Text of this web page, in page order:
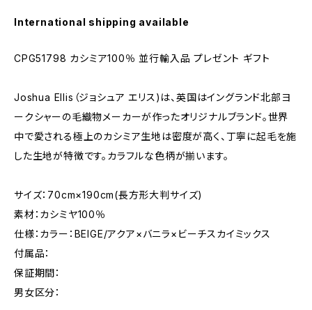
International shipping available
CPG51798 カシミア100％ 並行輸入品 プレゼント ギフト
Joshua Ellis（ジョシュア エリス)は、英国はイングランド北部ヨ
ークシャーの毛織物メーカーが作ったオリジナルブランド。世界
中で愛される極上のカシミア生地は密度が高く、丁寧に起毛を施
した生地が特徴です。カラフルな色柄が揃います。
サイズ：70cm×190cm(長方形大判サイズ)
素材：カシミヤ100％
仕様：カラー：BEIGE/アクア×バニラ×ビーチスカイミックス
付属品：
保証期間：
男女区分：